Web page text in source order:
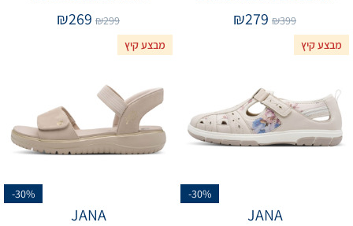
₪399
₪279
₪299
₪269
מבצע קיץ
-30%
JANA
מבצע קיץ
-30%
JANA